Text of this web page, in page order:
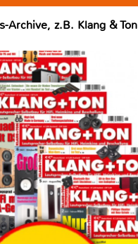
Archive, z.B. Klang & Ton